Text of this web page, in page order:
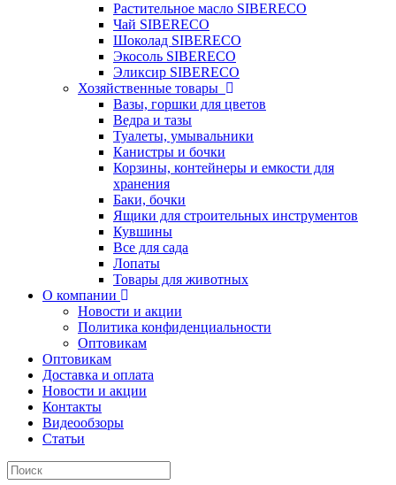
Растительное масло SIBERECO
Чай SIBERECO
Шоколад SIBERECO
Экосоль SIBERECO
Эликсир SIBERECO
Хозяйственные товары
Вазы, горшки для цветов
Ведра и тазы
Туалеты, умывальники
Канистры и бочки
Корзины, контейнеры и емкости для
хранения
Баки, бочки
Ящики для строительных инструментов
Кувшины
Все для сада
Лопаты
Товары для животных
О компании
Новости и акции
Политика конфиденциальности
Оптовикам
Оптовикам
Доставка и оплата
Новости и акции
Контакты
Видеообзоры
Статьи